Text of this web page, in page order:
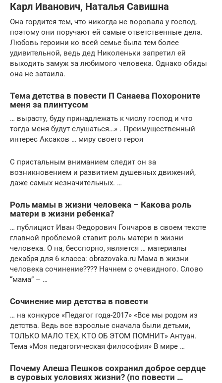
Карл Иванович, Наталья Савишна
Она гордится тем, что никогда не воровала у господ,
поэтому они поручают ей самые ответственные дела.
Любовь героини ко всей семье была тем более
удивительной, ведь дед Николеньки запретил ей
выходить замуж за любимого человека. Однако обиды
она не затаила.
Тема детства в повести П Санаева Похороните
меня за плинтусом
… вырасту, буду принадлежать к числу господ и что
тогда меня будут слушаться…» . Преимущественный
интерес Аксаков … миру своего героя
С пристальным вниманием следит он за
возникновением и развитием душевных движений,
даже самых незначительных. …
Роль мамы в жизни человека – Какова роль
матери в жизни ребенка?
… публицист Иван Федорович Гончаров в своем тексте
главной проблемой ставит роль матери в жизни
человека. О на, бесспорно, является … материалы
декабря для 6 класса: obrazovaka.ru Мама в жизни
человека сочинение???? Начнем с очевидного. Слово
“мама” – …
Сочинение мир детства в повести
… на конкурсе «Педагог года-2017» «Все мы родом из
детства. Ведь все взрослые сначала были детьми,
ТОЛЬКО МАЛО ТЕХ, КТО ОБ ЭТОМ ПОМНИТ» Антуан.
Тема «Моя педагогическая философия» В мире …
Почему Алеша Пешков сохранил доброе сердце
в суровых условиях жизни? (по повести …